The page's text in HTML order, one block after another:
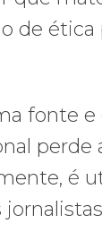
de ética
fonte
é